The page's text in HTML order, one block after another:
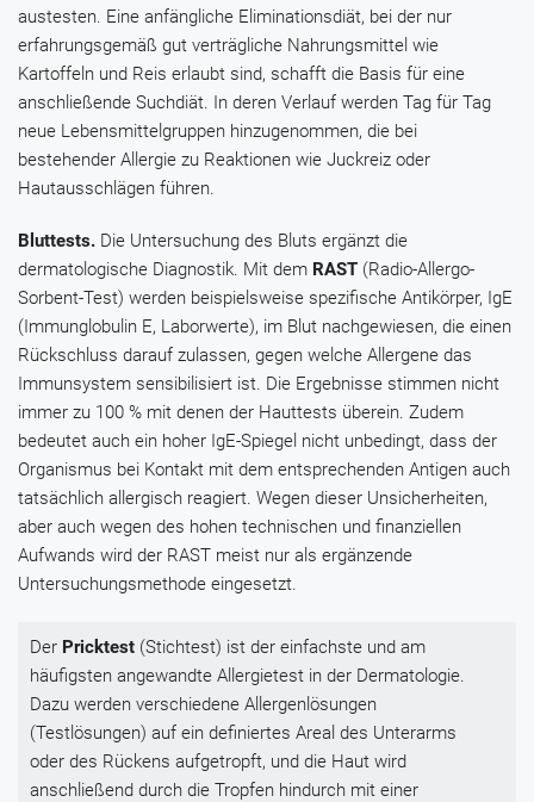
austesten. Eine anfängliche Eliminationsdiät, bei der nur
erfahrungsgemäß gut verträgliche Nahrungsmittel wie
Kartoffeln und Reis erlaubt sind, schafft die Basis für eine
anschließende Suchdiät. In deren Verlauf werden Tag für Tag
neue Lebensmittelgruppen hinzugenommen, die bei
bestehender Allergie zu Reaktionen wie Juckreiz oder
Hautausschlägen führen.
Bluttests. Die Untersuchung des Bluts ergänzt die
dermatologische Diagnostik. Mit dem RAST (Radio-Allergo-
Sorbent-Test) werden beispielsweise spezifische Antikörper, IgE
(Immunglobulin E, Laborwerte), im Blut nachgewiesen, die einen
Rückschluss darauf zulassen, gegen welche Allergene das
Immunsystem sensibilisiert ist. Die Ergebnisse stimmen nicht
immer zu 100 % mit denen der Hauttests überein. Zudem
bedeutet auch ein hoher IgE-Spiegel nicht unbedingt, dass der
Organismus bei Kontakt mit dem entsprechenden Antigen auch
tatsächlich allergisch reagiert. Wegen dieser Unsicherheiten,
aber auch wegen des hohen technischen und finanziellen
Aufwands wird der RAST meist nur als ergänzende
Untersuchungsmethode eingesetzt.
Der Pricktest (Stichtest) ist der einfachste und am
häufigsten angewandte Allergietest in der Dermatologie.
Dazu werden verschiedene Allergenlösungen
(Testlösungen) auf ein definiertes Areal des Unterarms
oder des Rückens aufgetropft, und die Haut wird
anschließend durch die Tropfen hindurch mit einer